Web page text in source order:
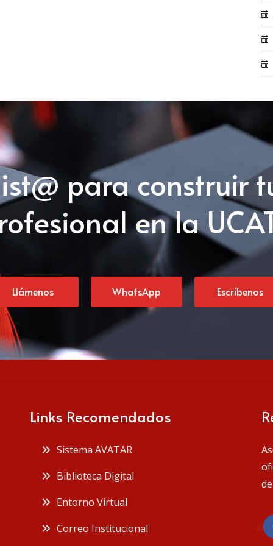
para construir
en la
Llámenos WhatsApp Escríbenos
Links Recomendados
Sistema AVATAR
Biblioteca Digital
Entorno Virtual
Correo Institucional